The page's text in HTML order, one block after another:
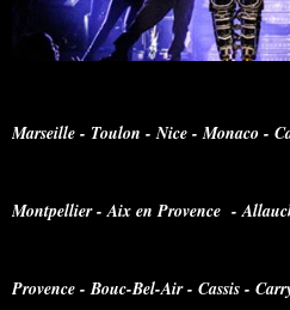
Marseille - Toulon - Nice - Monaco -
Montpellier - Aix en Provence -
Provence - Bouc-Bel-Air - Cassis -